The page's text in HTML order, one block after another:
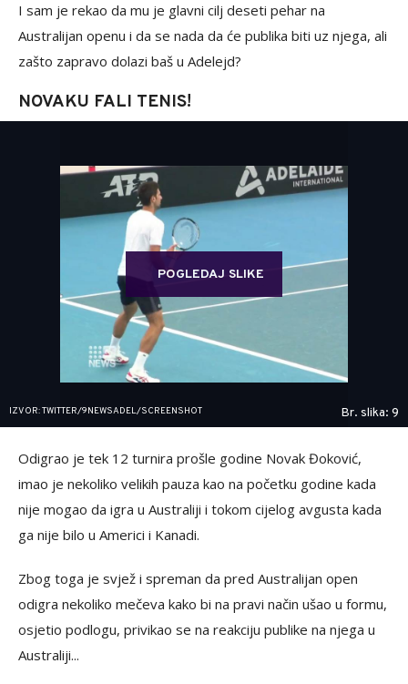
I sam je rekao da mu je glavni cilj deseti pehar na
Australijan openu i da se nada da će publika biti uz njega, ali
zašto zapravo dolazi baš u Adelejd?
NOVAKU FALI TENIS!
POGLEDAJ SLIKE
IZVOR: TWITTER/9NEWSADEL/SCREENSHOT Br. slika: 9
Odigrao je tek 12 turnira prošle godine Novak Đoković,
imao je nekoliko velikih pauza kao na početku godine kada
nije mogao da igra u Australiji i tokom cijelog avgusta kada
ga nije bilo u Americi i Kanadi.
Zbog toga je svjež i spreman da pred Australijan open
odigra nekoliko mečeva kako bi na pravi način ušao u formu,
osjetio podlogu, privikao se na reakciju publike na njega u
Australiji...